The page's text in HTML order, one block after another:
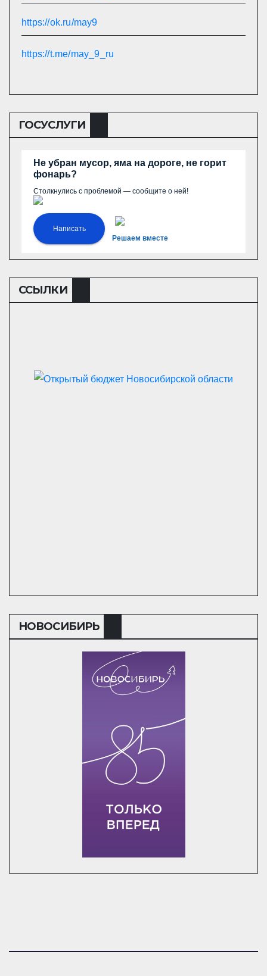
https://ok.ru/may9
https://t.me/may_9_ru
ГОСУСЛУГИ
Не убран мусор, яма на дороге, не горит
фонарь?
Столкнулись с проблемой — сообщите о ней!
Написать
Решаем вместе
ССЫЛКИ
НОВОСИБИРЬ